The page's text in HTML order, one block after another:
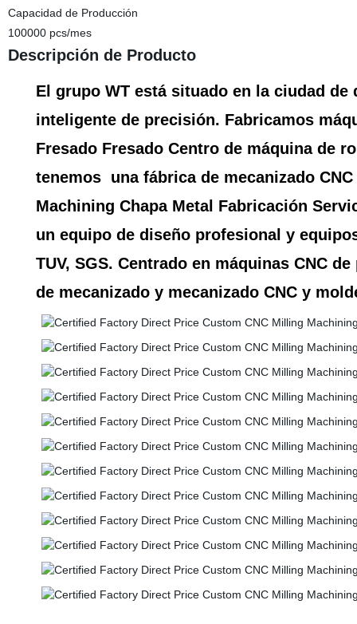
Capacidad de Producción
100000 pcs/mes
Descripción de Producto
El grupo WT está situado en la ciudad
inteligente de precisión. Fabricamos
Fresado Fresado Centro de máquina de
tenemos una fábrica de mecanizado
Machining Chapa Metal Fabricación
un equipo de diseño profesional y
TUV, SGS. Centrado en máquinas CNC
de mecanizado y mecanizado CNC y